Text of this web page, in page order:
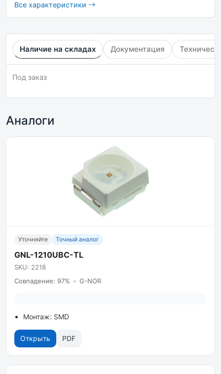
Все характеристики
Наличие на складах Документация
Под заказ
Аналоги
Уточняйте Точный аналог
GNL-1210UBC-TL
SKU: 2218
Совпадение: 97% • G-NOR
Монтаж: SMD
Открыть PDF